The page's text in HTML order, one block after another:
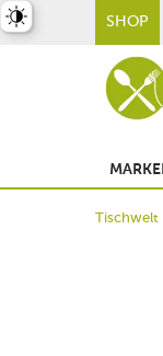
SHOP
Tischwelt
umschalten